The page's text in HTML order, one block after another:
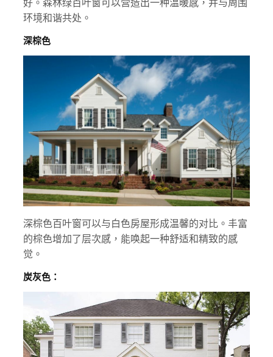
好。森林绿百叶窗可以营造出一种温暖感，并与周围
环境和谐共处。
深棕色
深棕色百叶窗可以与白色房屋形成温馨的对比。丰富
的棕色增加了层次感，能唤起一种舒适和精致的感
觉。
炭灰色：